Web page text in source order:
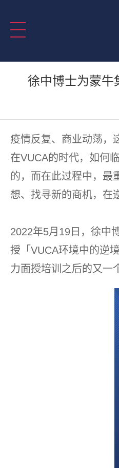
徐中博士为蒙牛
疫情反复、商业动荡，
在VUCA的时代，如何
的，而在此过程中，最
想、找寻新的商机，在
2022年5月19日，徐中
授「VUCA环境中的逆
力面授培训之后的又一